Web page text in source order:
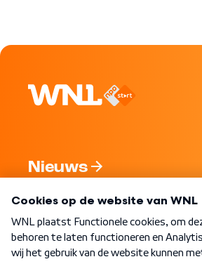
Nieuws
Nieuwsbrief
Word Lid